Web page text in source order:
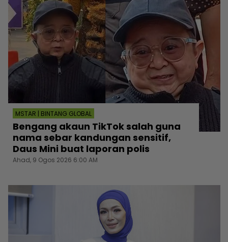
MSTAR | BINTANG GLOBAL
Bengang akaun TikTok salah guna
nama sebar kandungan sensitif,
Daus Mini buat laporan polis
Ahad, 9 Ogos 2026 6:00 AM